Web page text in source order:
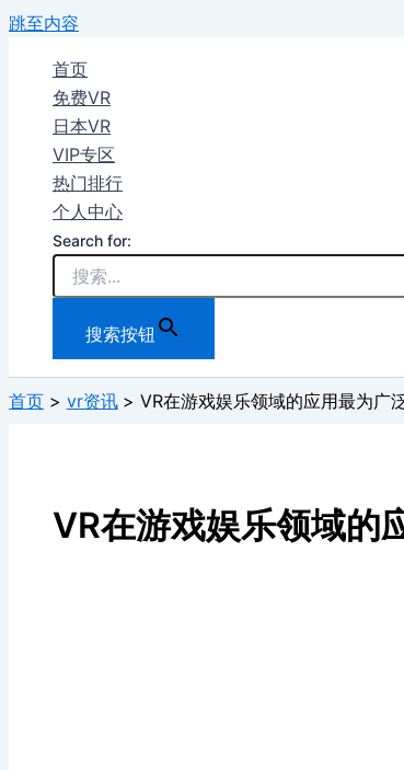
跳至内容
首页
免费VR
日本VR
VIP专区
热门排行
个人中心
Search for:
搜索按钮
首页 vr资讯 VR在游戏娱乐领域的应用最为广
VR在游戏娱乐领域的